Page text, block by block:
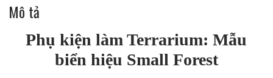
lượng
Mô tả
Phụ kiện làm Terrarium: Mẫu
biển hiệu Small Forest